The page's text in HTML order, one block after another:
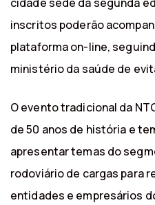
inscritos poderão
plataforma on-line,
ministério da saúde de
O evento tradicional da
de 50 anos de história e
apresentar temas do
rodoviário de cargas para
entidades e empresários